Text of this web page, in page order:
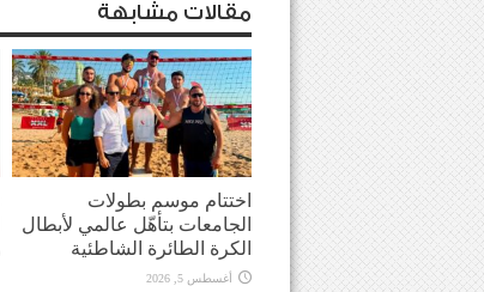
مقالات مشابهة
اختتام موسم بطولات
الجامعات بتأهّل عالمي لأبطال
الكرة الطائرة الشاطئية
أغسطس 5, 2026